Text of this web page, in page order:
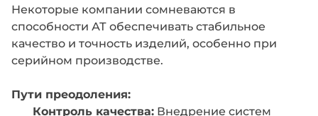
Некоторые компании сомневаются в
способности АТ обеспечивать стабильное
качество и точность изделий, особенно при
серийном производстве.
Пути преодоления:
Контроль качества: Внедрение систем